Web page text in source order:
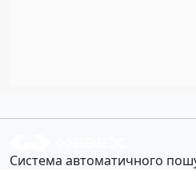
Система автоматичного